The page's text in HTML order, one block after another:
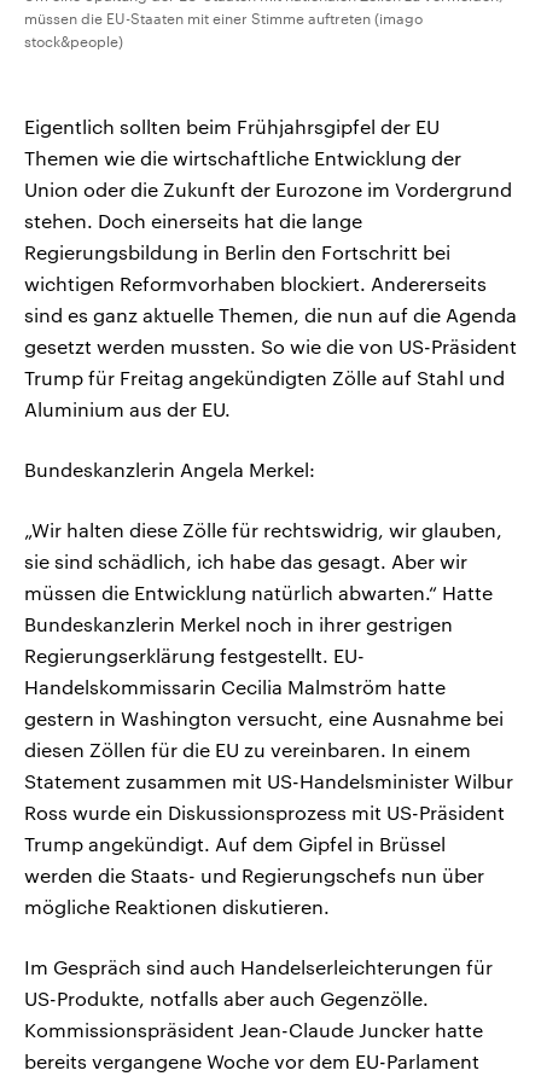
müssen die EU-Staaten mit einer Stimme auftreten (imago
stock&people)
Eigentlich sollten beim Frühjahrsgipfel der EU
Themen wie die wirtschaftliche Entwicklung der
Union oder die Zukunft der Eurozone im Vordergrund
stehen. Doch einerseits hat die lange
Regierungsbildung in Berlin den Fortschritt bei
wichtigen Reformvorhaben blockiert. Andererseits
sind es ganz aktuelle Themen, die nun auf die Agenda
gesetzt werden mussten. So wie die von US-Präsident
Trump für Freitag angekündigten Zölle auf Stahl und
Aluminium aus der EU.
Bundeskanzlerin Angela Merkel:
„Wir halten diese Zölle für rechtswidrig, wir glauben,
sie sind schädlich, ich habe das gesagt. Aber wir
müssen die Entwicklung natürlich abwarten.“ Hatte
Bundeskanzlerin Merkel noch in ihrer gestrigen
Regierungserklärung festgestellt. EU-
Handelskommissarin Cecilia Malmström hatte
gestern in Washington versucht, eine Ausnahme bei
diesen Zöllen für die EU zu vereinbaren. In einem
Statement zusammen mit US-Handelsminister Wilbur
Ross wurde ein Diskussionsprozess mit US-Präsident
Trump angekündigt. Auf dem Gipfel in Brüssel
werden die Staats- und Regierungschefs nun über
mögliche Reaktionen diskutieren.
Im Gespräch sind auch Handelserleichterungen für
US-Produkte, notfalls aber auch Gegenzölle.
Kommissionspräsident Jean-Claude Juncker hatte
bereits vergangene Woche vor dem EU-Parlament